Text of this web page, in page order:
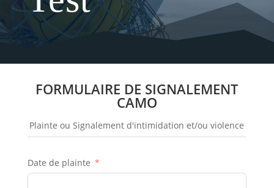
FORMULAIRE DE SIGNALEMENT
CAMO
Plainte ou Signalement d'intimidation et/ou violence
Date de plainte